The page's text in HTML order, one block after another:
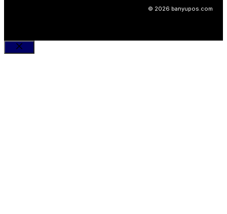
© 2026 banyupos.com
Close